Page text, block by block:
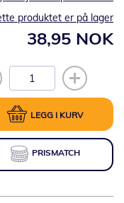
38,95 NOK
produktet er på lager
LEGG I KURV
PRISMATCH